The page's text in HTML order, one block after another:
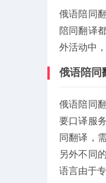
俄语陪同
陪同翻译
外活动中
俄语陪同
俄语陪同
要口译服
同翻译，
另外不同
语言由于